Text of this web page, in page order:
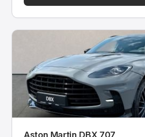
Aston Martin DBX 707